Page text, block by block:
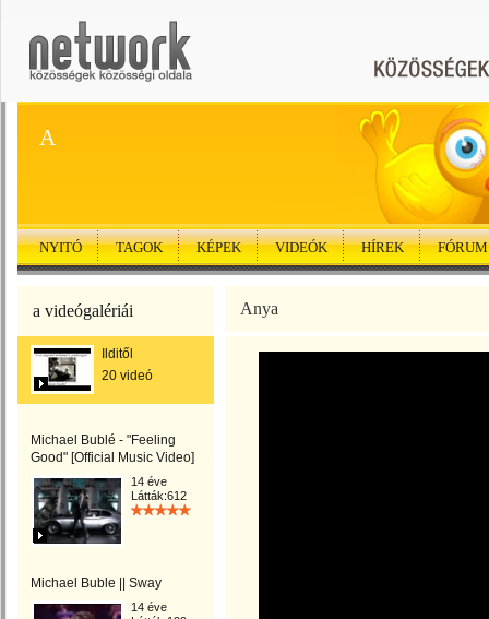
A
NYITÓ TAGOK KÉPEK VIDEÓK HÍREK FÓRUM
a videógalériái
Ilditől
20 videó
Michael Bublé - "Feeling
Good" [Official Music Video]
14 éve
Látták:612
Michael Buble || Sway
14 éve
Anya